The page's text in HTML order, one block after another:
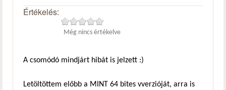
Értékelés:
Még nincs értékelve
A csomódó mindjárt hibát is jelzett :)
Letöltöttem előbb a MINT 64 bites vverzióját, arra is